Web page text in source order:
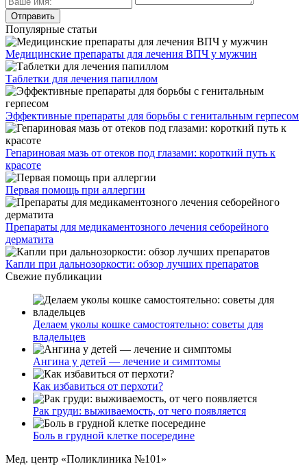
Популярные статьи
Медицинские препараты для лечения ВПЧ у мужчин
Таблетки для лечения папиллом
Эффективные препараты для борьбы с генитальным герпесом
Гепариновая мазь от отеков под глазами: короткий путь к
красоте
Первая помощь при аллергии
Препараты для медикаментозного лечения себорейного
дерматита
Капли при дальнозоркости: обзор лучших препаратов
Свежие публикации
Делаем уколы кошке самостоятельно: советы для
владельцев
Ангина у детей — лечение и симптомы
Как избавиться от перхоти?
Рак груди: выживаемость, от чего появляется
Боль в грудной клетке посередине
Мед. центр «Поликлиника №101»